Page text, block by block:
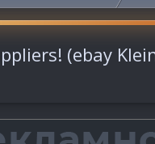
(ebay